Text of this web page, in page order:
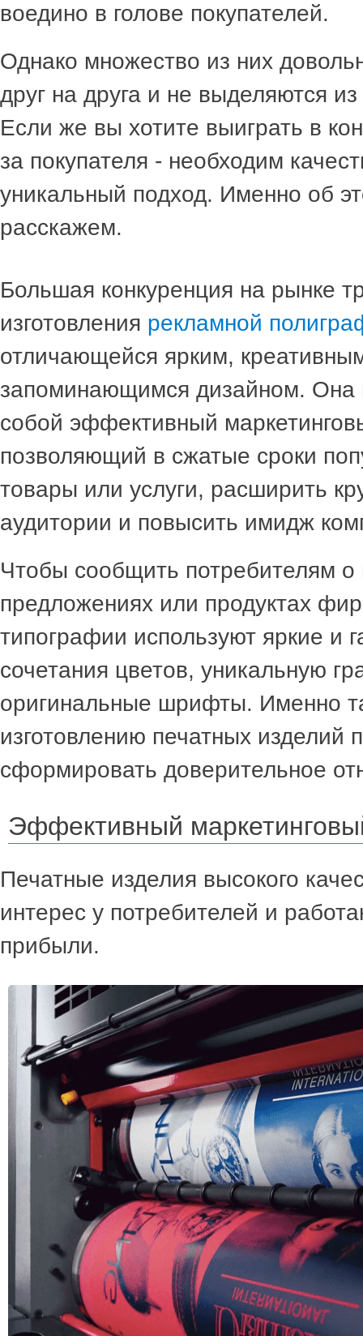
воедино в голове покупателей.
Однако множество из них
друг на друга и не выделяются
Если же вы хотите выиграть в
за покупателя - необходим
уникальный подход. Именно об
расскажем.
Большая конкуренция на рынке
изготовления рекламной
отличающейся ярким,
запоминающимся дизайном. Она
собой эффективный
позволяющий в сжатые сроки
товары или услуги, расширить
аудитории и повысить имидж
Чтобы сообщить потребителям о
предложениях или продуктах
типографии используют яркие и
сочетания цветов, уникальную
оригинальные шрифты. Именно
изготовлению печатных изделий
сформировать доверительное
Эффективный
Печатные изделия высокого
интерес у потребителей и
прибыли.